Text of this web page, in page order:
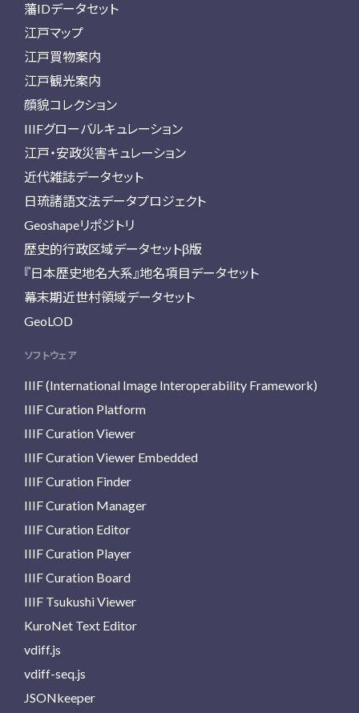
藩IDデータセット
江戸マップ
江戸買物案内
江戸観光案内
顔貌コレクション
IIIFグローバルキュレーション
江戸・安政災害キュレーション
近代雑誌データセット
日琉諸語文法データプロジェクト
Geoshapeリポジトリ
歴史的行政区域データセットβ版
『日本歴史地名大系』地名項目データセット
幕末期近世村領域データセット
GeoLOD
ソフトウェア
IIIF (International Image Interoperability Framework)
IIIF Curation Platform
IIIF Curation Viewer
IIIF Curation Viewer Embedded
IIIF Curation Finder
IIIF Curation Manager
IIIF Curation Editor
IIIF Curation Player
IIIF Curation Board
IIIF Tsukushi Viewer
KuroNet Text Editor
vdiff.js
vdiff-seq.js
JSONkeeper